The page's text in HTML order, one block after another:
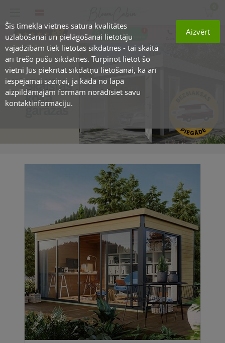
Šīs tīmekļa vietnes satura kvalitātes
uzlabošanai un pielāgošanai lietotāju
vajadzībām tiek lietotas sīkdatnes - tai skaitā
arī trešo pušu sīkdatnes. Turpinot lietot šo
vietni Jūs piekrītat sīkdatņu lietošanai, kā arī
iespējamai saziņai, ja kādā no lapā
aizpildāmajām formām norādīsiet savu
kontaktinformāciju.
Aizvērt
+371 25663300